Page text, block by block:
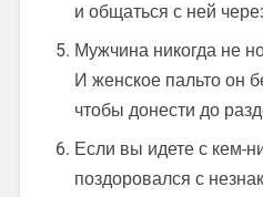
и общаться с ней
Мужчина никогда не
И женское пальто он
чтобы донести до
Если вы идете с кем-
поздоровался с